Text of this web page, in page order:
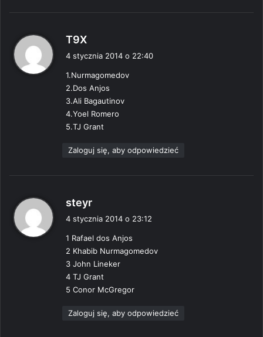
T9X
z
e
:
4 stycznia 2014 o 22:40
1.Nurmagomedov
2.Dos Anjos
3.Ali Bagautinov
4.Yoel Romero
5.TJ Grant
Zaloguj się, aby odpowiedzieć
steyr
z
e
:
4 stycznia 2014 o 23:12
1 Rafael dos Anjos
2 Khabib Nurmagomedov
3 John Lineker
4 TJ Grant
5 Conor McGregor
Zaloguj się, aby odpowiedzieć